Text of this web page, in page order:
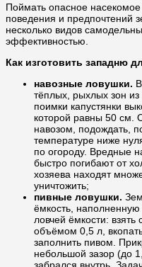
Поймать опасное
поведения и предпочтений
несколько видов
эффективностью.
Как изготовить западню
навозные ловушки.
тёплых, рыхлых зон
поимки капустянки
которой равны 50 см.
навозом, подождать,
температуре ниже
по огороду. Вредные
быстро погибают от
хозяева находят
уничтожить;
пивные ловушки.
ёмкость,
ловчей ёмкости: взять
объёмом 0,5 л,
заполнить пивом.
небольшой зазор (до